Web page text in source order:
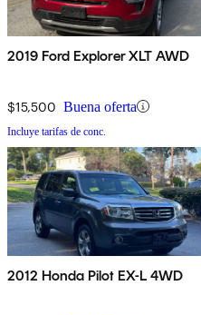
2019 Ford Explorer XLT AWD
$15,500 Buena oferta
Incluye tarifas de conc.
2012 Honda Pilot EX-L 4WD